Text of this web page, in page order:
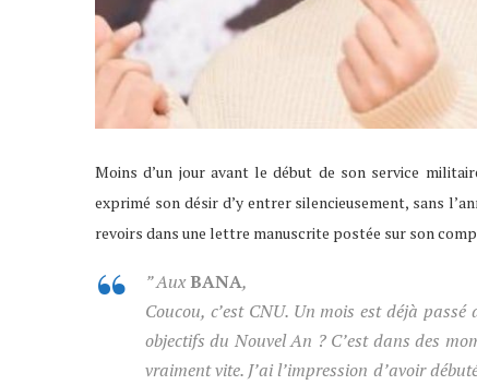
Moins d’un jour avant le début de son service
exprimé son désir d’y entrer silencieusement, sans
revoirs dans une lettre manuscrite postée sur son
” AuxBANA,
Coucou, c’est CNU. Un mois est déjà
objectifs du Nouvel An ? C’est dans des
vraiment vite. J’ai l’impression d’avoir